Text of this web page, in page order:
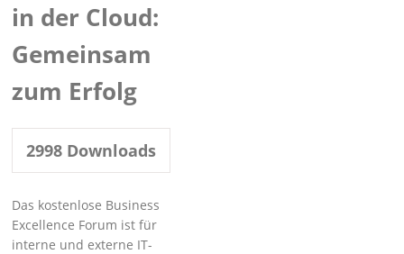
in der Cloud:
Gemeinsam
zum Erfolg
2998 Downloads
Das kostenlose Business
Excellence Forum ist für
interne und externe IT-